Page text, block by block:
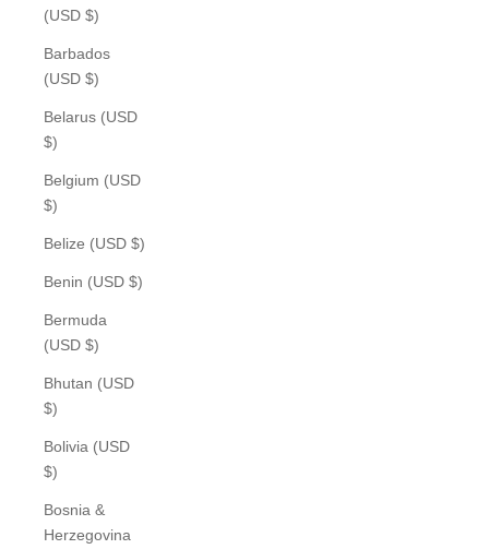
(USD $)
Barbados
(USD $)
Belarus (USD
$)
Belgium (USD
$)
Belize (USD $)
Benin (USD $)
Bermuda
(USD $)
Bhutan (USD
$)
Bolivia (USD
$)
Bosnia &
Herzegovina